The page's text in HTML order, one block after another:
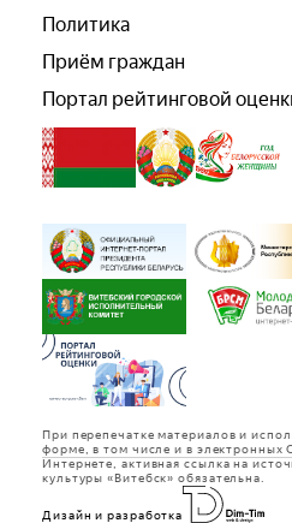
Политика
Приём граждан
Портал рейтинговой
При перепечатке материалов и
форме, в том числе и в электронных
Интернете, активная ссылка на
культуры «Витебск» обязательна.
Дизайн и разработка